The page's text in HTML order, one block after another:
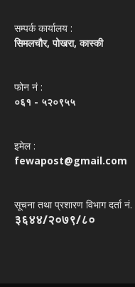
सम्पर्क कार्यालय :
सिमलचौर, पोखरा, कास्की
फोन नं‌ :
०६१ - ५२०९५५
इमेल :
fewapost@gmail.com
सूचना तथा प्रशारण विभाग दर्ता नं.
३६४४/२०७९/८०